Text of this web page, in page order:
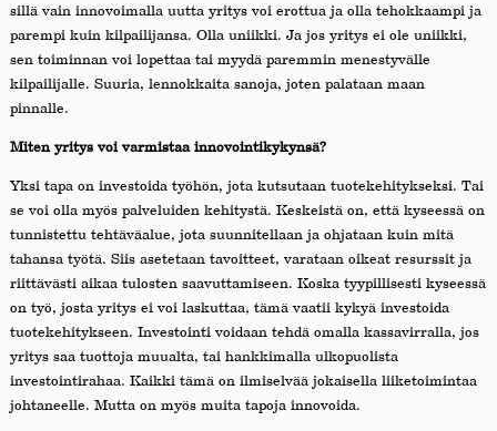
sillä vain innovoimalla uutta yritys voi erottua ja olla tehokkaampi ja
parempi kuin kilpailijansa. Olla uniikki. Ja jos yritys ei ole uniikki,
sen toiminnan voi lopettaa tai myydä paremmin menestyvälle
kilpailijalle. Suuria, lennokkaita sanoja, joten palataan maan
pinnalle.
Miten yritys voi varmistaa innovointikykynsä?
Yksi tapa on investoida työhön, jota kutsutaan tuotekehitykseksi. Tai
se voi olla myös palveluiden kehitystä. Keskeistä on, että kyseessä on
tunnistettu tehtäväalue, jota suunnitellaan ja ohjataan kuin mitä
tahansa työtä. Siis asetetaan tavoitteet, varataan oikeat resurssit ja
riittävästi aikaa tulosten saavuttamiseen. Koska tyypillisesti kyseessä
on työ, josta yritys ei voi laskuttaa, tämä vaatii kykyä investoida
tuotekehitykseen. Investointi voidaan tehdä omalla kassavirralla, jos
yritys saa tuottoja muualta, tai hankkimalla ulkopuolista
investointirahaa. Kaikki tämä on ilmiselvää jokaisella liiketoimintaa
johtaneelle. Mutta on myös muita tapoja innovoida.